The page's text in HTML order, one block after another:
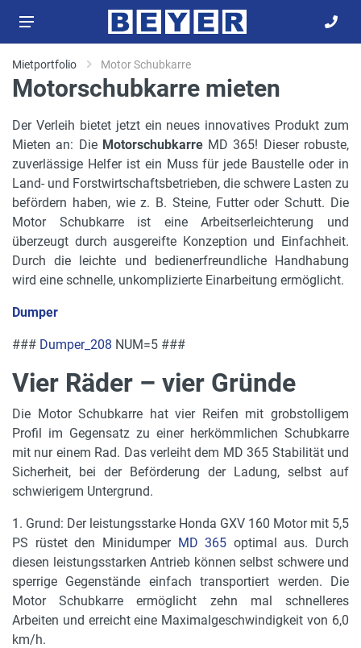
Mietportfolio Motor Schubkarre
Motorschubkarre mieten
Der Verleih bietet jetzt ein neues innovatives Produkt zum
Mieten an: Die MotorschubkarreMD 365! Dieser robuste,
zuverlässige Helfer ist ein Muss für jede Baustelle oder in
Land- und Forstwirtschaftsbetrieben, die schwere Lasten zu
befördern haben, wie z. B. Steine, Futter oder Schutt. Die
Motor Schubkarre ist eine Arbeitserleichterung und
überzeugt durch ausgereifte Konzeption und Einfachheit.
Durch die leichte und bedienerfreundliche Handhabung
wird eine schnelle, unkomplizierte Einarbeitung ermöglicht.
Dumper
### Dumper_208 NUM=5 ###
Vier Räder – vier Gründe
Die Motor Schubkarre hat vier Reifen mit grobstolligem
Profil im Gegensatz zu einer herkömmlichen Schubkarre
mit nur einem Rad. Das verleiht dem MD 365 Stabilität und
Sicherheit, bei der Beförderung der Ladung, selbst auf
schwierigem Untergrund.
1. Grund: Der leistungsstarke Honda GXV 160 Motor mit 5,5
PS rüstet den Minidumper MD 365 optimal aus. Durch
diesen leistungsstarken Antrieb können selbst schwere und
sperrige Gegenstände einfach transportiert werden. Die
Motor Schubkarre ermöglicht zehn mal schnelleres
Arbeiten und erreicht eine Maximalgeschwindigkeit von 6,0
km/h.